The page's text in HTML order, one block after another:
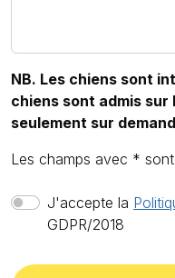
NB. Les chiens sont
chiens sont admis sur
seulement sur
Les champs avec *
J'accepte la
GDPR/2018